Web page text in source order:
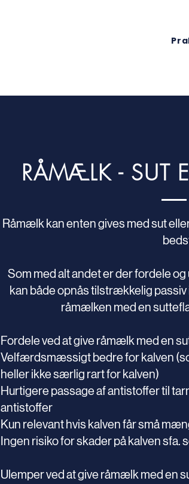
RÅMÆLK - SUT
Råmælk kan enten gives med sut
Som med alt andet er der fordele
kan både opnås tilstrækkelig
råmælken med en
Fordele ved at give råmælk med en
Velfærdsmæssigt bedre for kalven
heller ikke særlig rart for kalven)
Hurtigere passage af antistoffer til
antistoffer
Kun relevant hvis kalven får små
Ingen risiko for skader på kalven sfa.
Ulemper ved at give råmælk med en